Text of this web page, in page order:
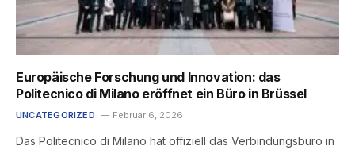
Europäische Forschung und Innovation: das
Politecnico di Milano eröffnet ein Büro in Brüssel
UNCATEGORIZED Februar 6, 2026
Das Politecnico di Milano hat offiziell das Verbindungsbüro in